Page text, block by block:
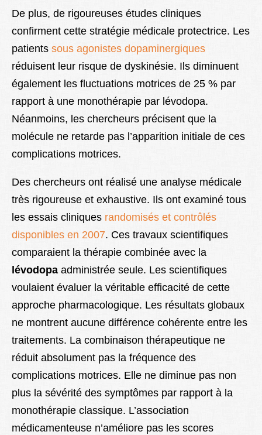
De plus, de rigoureuses études cliniques
confirment cette stratégie médicale protectrice. Les
patients sous agonistes dopaminergiques
réduisent leur risque de dyskinésie. Ils diminuent
également les fluctuations motrices de 25 % par
rapport à une monothérapie par lévodopa.
Néanmoins, les chercheurs précisent que la
molécule ne retarde pas l’apparition initiale de ces
complications motrices.
Des chercheurs ont réalisé une analyse médicale
très rigoureuse et exhaustive. Ils ont examiné tous
les essais cliniques randomisés et contrôlés
disponibles en 2007. Ces travaux scientifiques
comparaient la thérapie combinée avec la
lévodopa administrée seule. Les scientifiques
voulaient évaluer la véritable efficacité de cette
approche pharmacologique. Les résultats globaux
ne montrent aucune différence cohérente entre les
traitements. La combinaison thérapeutique ne
réduit absolument pas la fréquence des
complications motrices. Elle ne diminue pas non
plus la sévérité des symptômes par rapport à la
monothérapie classique. L’association
médicamenteuse n’améliore pas les scores